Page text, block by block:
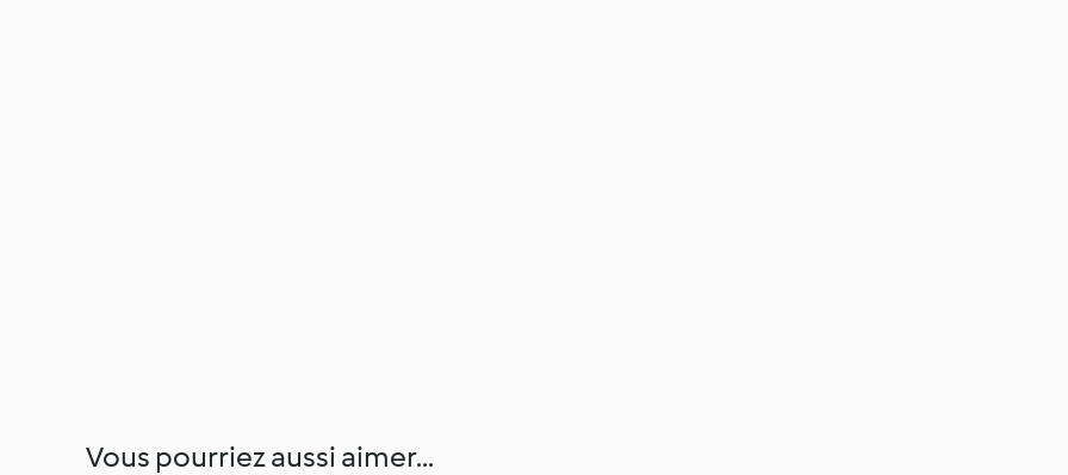
Vous pourriez aussi aimer...